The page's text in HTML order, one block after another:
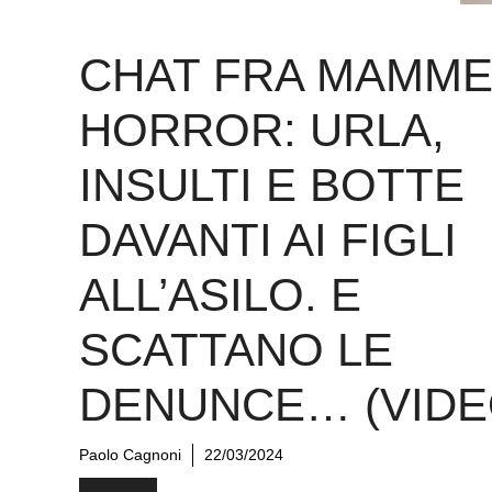
CHAT FRA MAMME
HORROR: URLA,
INSULTI E BOTTE
DAVANTI AI FIGLI
ALL’ASILO. E
SCATTANO LE
DENUNCE…
Paolo Cagnoni 22/03/2024